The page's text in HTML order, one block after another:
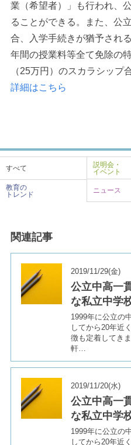
業（希望者）」も行われ、
ることができる。また、公
合、入学手続きが猶予され
年間の授業料等全て免除の
（25万円）のスカラシップ
詳細はこちら
すべて
説明会・
イベント
教育の
トレンド
ニュース
関連記事
2019/11/29(金)
公立中高一
な私立中学
1999年に公立の
してから20年近
徴も定着してき
軒…
2019/11/20(水)
公立中高一
な私立中学
1999年に公立の
してから20年近